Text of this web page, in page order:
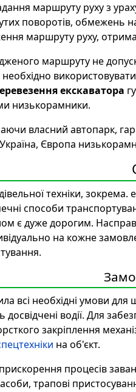
маршруту руху з
поворотів, обмежень
маршруту руху,
маршруту не
екскаватора
низькорамники.
власний автопарк,
Україна, Європа
техніки,
способи
є дуже дорогим.
на кожне
всі необхідні умови
досвідчені водії. Для
закріплення
на об'єкт.
процесів
засоби, трапові